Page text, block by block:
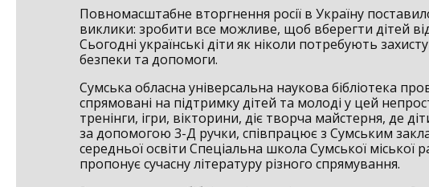
Повномасштабне вторгнення росії в Україну
виклики: зробити все можливе, щоб вберегти дітей
Сьогодні українські діти як ніколи потребують
безпеки та допомоги.
Сумська обласна універсальна наукова бібліотека
спрямовані на підтримку дітей та молоді у цей
тренінги, ігри, вікторини, діє творча майстерня, де
за допомогою 3-Д ручки, співпрацює з Сумським
середньої освіти Спеціальна школа Сумської міської
пропонує сучасну літературу різного спрямування.